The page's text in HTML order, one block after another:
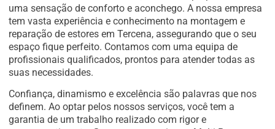
uma sensação de conforto e aconchego. A nossa empresa
tem vasta experiência e conhecimento na montagem e
reparação de estores em Tercena, assegurando que o seu
espaço fique perfeito. Contamos com uma equipa de
profissionais qualificados, prontos para atender todas as
suas necessidades.
Confiança, dinamismo e excelência são palavras que nos
definem. Ao optar pelos nossos serviços, você tem a
garantia de um trabalho realizado com rigor e